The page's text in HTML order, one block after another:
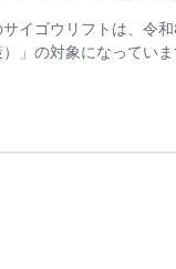
イゴウリフトは、令
」の対象になってい